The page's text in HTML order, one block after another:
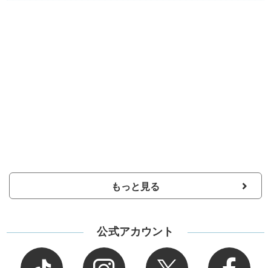
もっと見る
公式アカウント